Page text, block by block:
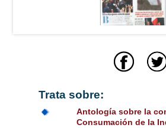
Trata sobre:
Antología sobre la
Consumación de la